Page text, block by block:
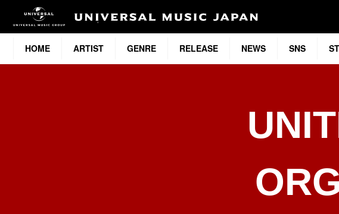
HOME ARTIST GENRE RELEASE NEWS SNS